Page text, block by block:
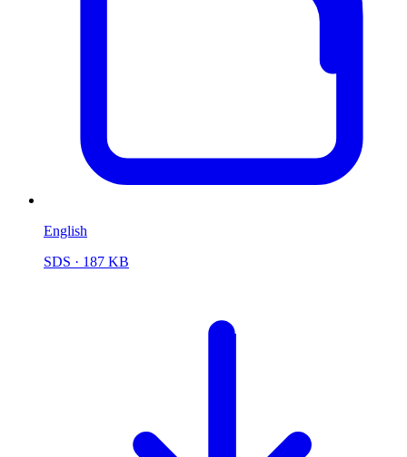
English
SDS · 187 KB